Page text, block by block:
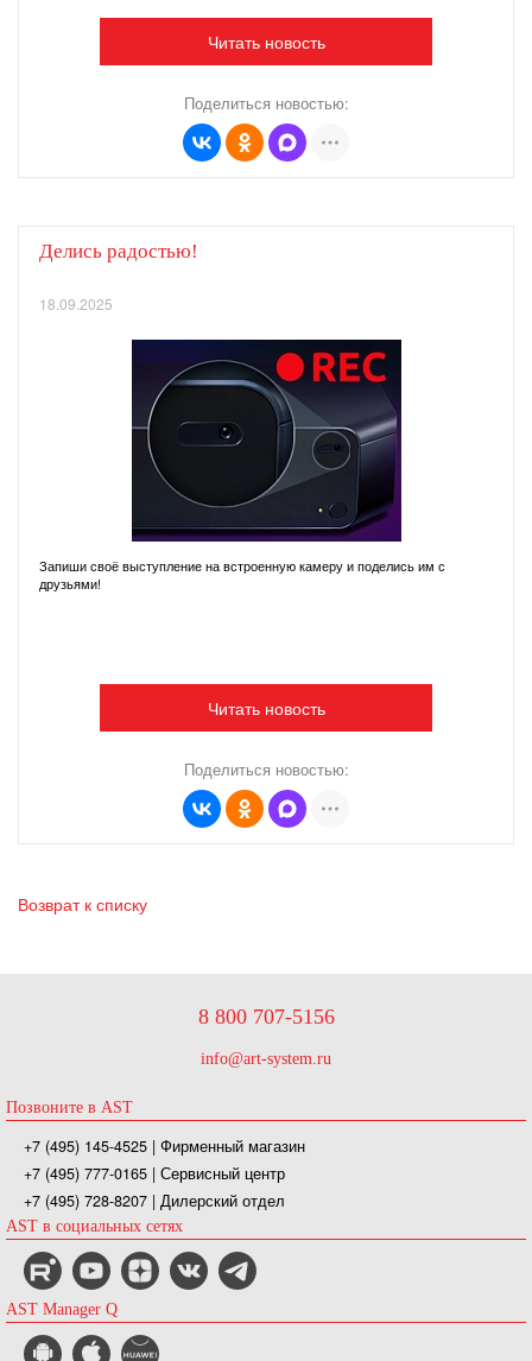
Читать новость
Поделиться новостью:
Делись радостью!
18.09.2025
Запиши своё выступление на встроенную камеру и поделись им с
друзьями!
Читать новость
Поделиться новостью:
Возврат к списку
8 800 707-5156
info@art-system.ru
Позвоните в AST
+7 (495) 145-4525 | Фирменный магазин
+7 (495) 777-0165 | Сервисный центр
+7 (495) 728-8207 | Дилерский отдел
AST в социальных сетях
AST Manager Q